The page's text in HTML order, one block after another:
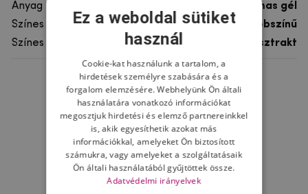
Anyag
rugalmas gél
Színes
többszínű
Színes motívum
Absztrakt
Ne felejtsd el
Ez a weboldal sütiket
használ
Cookie-kat használunk a tartalom, a
hirdetések személyre szabására és a
forgalom elemzésére. Webhelyünk Ön általi
használatára vonatkozó információkat
megosztjuk hirdetési és elemző partnereinkkel
is, akik egyesíthetik azokat más
információkkal, amelyeket Ön biztosított
számukra, vagy amelyeket a szolgáltatásaik
Ön általi használatából gyűjtöttek össze.
Adatvédelmi irányelvek